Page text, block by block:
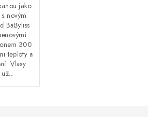
jako
novým
BaByliss
300
teploty a
Vlasy